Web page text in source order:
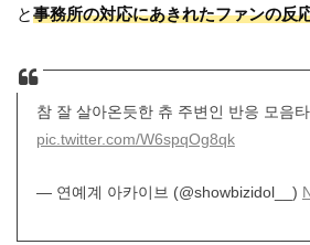
と事務所の対応にあきれたファンの反
참 잘 살아온듯한 츄 주변인 반응 모음
pic.twitter.com/W6spqOg8qk
— 연예계 아카이브 (@showbizidol__)